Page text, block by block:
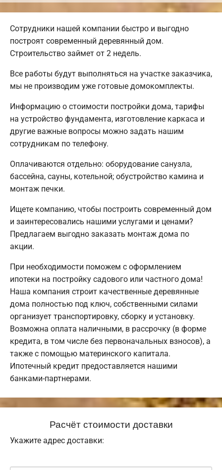
Сотрудники нашей компании быстро и выгодно
построят современный деревянный дом.
Строительство займет от 2 недель.
Все работы будут выполняться на участке заказчика,
мы не производим уже готовые домокомплекты.
Информацию о стоимости постройки дома, тарифы
на устройство фундамента, изготовление каркаса и
другие важные вопросы можно задать нашим
сотрудникам по телефону.
Оплачиваются отдельно: оборудование санузла,
бассейна, сауны, котельной; обустройство камина и
монтаж печки.
Ищете компанию, чтобы построить современный дом
и заинтересовались нашими услугами и ценами?
Предлагаем выгодно заказать монтаж дома по
акции.
При необходимости поможем с оформлением
ипотеки на постройку садового или частного дома!
Наша компания строит качественные деревянные
дома полностью под ключ, собственными силами
организует транспортировку, сборку и установку.
Возможна оплата наличными, в рассрочку (в форме
кредита, в том числе без первоначальных взносов), а
также с помощью материнского капитала.
Ипотечный кредит предоставляется нашими
банками-партнерами.
Расчёт стоимости доставки
Укажите адрес доставки: